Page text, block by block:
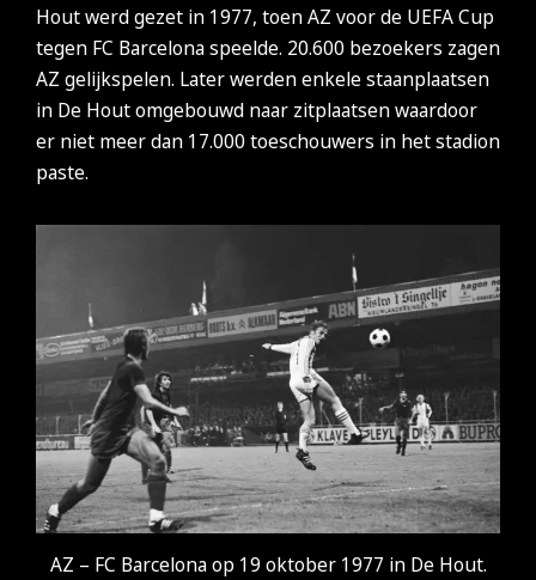
Hout werd gezet in 1977, toen AZ voor de UEFA Cup
tegen FC Barcelona speelde. 20.600 bezoekers zagen
AZ gelijkspelen. Later werden enkele staanplaatsen
in De Hout omgebouwd naar zitplaatsen waardoor
er niet meer dan 17.000 toeschouwers in het stadion
paste.
AZ – FC Barcelona op 19 oktober 1977 in De Hout.